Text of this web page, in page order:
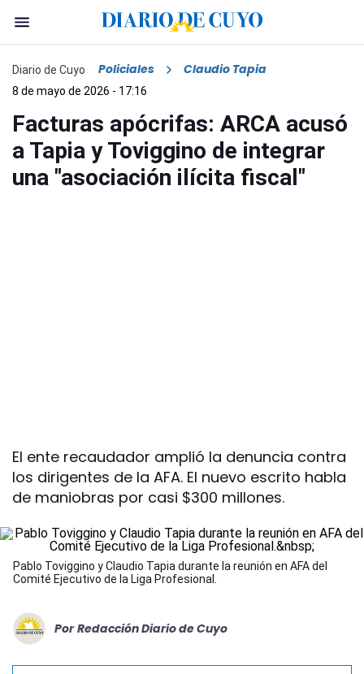
Diario de Cuyo Policiales Claudio Tapia
8 de mayo de 2026 - 17:16
Facturas apócrifas: ARCA acusó
a Tapia y Toviggino de integrar
una "asociación ilícita fiscal"
El ente recaudador amplió la denuncia contra
los dirigentes de la AFA. El nuevo escrito habla
de maniobras por casi $300 millones.
Pablo Toviggino y Claudio Tapia durante la reunión en AFA del
Comité Ejecutivo de la Liga Profesional.
Por Redacción Diario de Cuyo